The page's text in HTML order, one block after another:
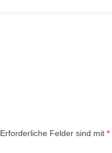
Erforderliche Felder sind mit *